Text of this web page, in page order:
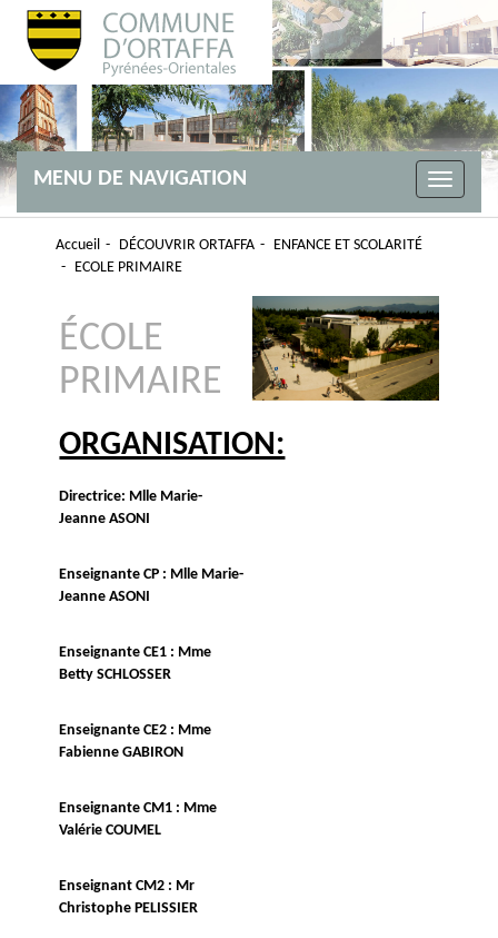
Toggle
MENU DE NAVIGATION
Accueil DÉCOUVRIR ORTAFFA
ENFANCE ET SCOLARITÉ
ECOLE PRIMAIRE
ÉCOLE
PRIMAIRE
ORGANISATION:
Directrice: Mlle Marie-
Jeanne ASONI
Enseignante CP : Mlle Marie-
Jeanne ASONI
Enseignante CE1 : Mme
Betty SCHLOSSER
Enseignante CE2 : Mme
Fabienne GABIRON
Enseignante CM1 : Mme
Valérie COUMEL
Enseignant CM2 : Mr
Christophe PELISSIER